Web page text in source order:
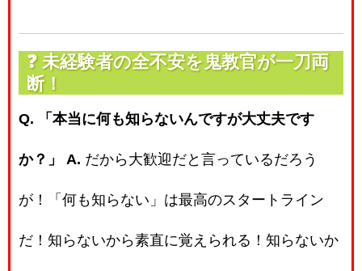
❓ 未経験者の全不安を鬼教官が一刀両
断！
Q. 「本当に何も知らないんですが大丈夫です
か？」 A. だから大歓迎だと言っているだろう
が！「何も知らない」は最高のスタートライン
だ！知らないから素直に覚えられる！知らないか